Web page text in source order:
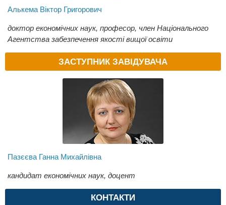
Алькема Віктор Григорович
доктор економічних наук, професор, член Національного
Агентства забезпечення якості вищої освіти
ЗАСТУПНИК ЗАВІДУВАЧА
Пазєєва Ганна Михайлівна
кандидат економічних наук, доцент
КОНТАКТИ